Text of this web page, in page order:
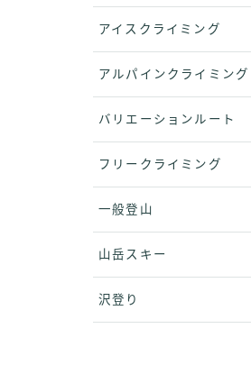
アイスクライミング
アルパインクライミング
バリエーションルート
フリークライミング
一般登山
山岳スキー
沢登り